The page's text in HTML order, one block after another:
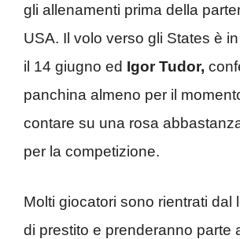
gli allenamenti prima della
USA. Il volo verso gli States è
il 14 giugno ed Igor Tudor,
panchina almeno per il
contare su una rosa
per la competizione.
Molti giocatori sono rientrati dal
di prestito e prenderanno parte